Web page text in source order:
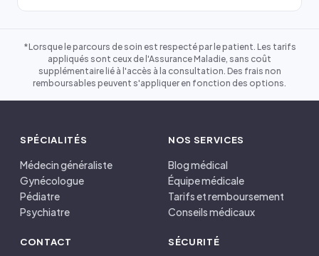
*Lorsque le parcours de soin est respecté par le patient. Les tarifs
appliqués sont ceux de l'Assurance Maladie, sans coût
supplémentaire lié à l'accès à la consultation. Des frais non
remboursables peuvent s'appliquer en fonction des options.
SPÉCIALITÉS
Médecin généraliste
Gynécologue
Pédiatre
Psychiatre
NOS SERVICES
Blog médical
Équipe médicale
Tarifs et remboursement
Conseils médicaux
CONTACT SÉCURITÉ